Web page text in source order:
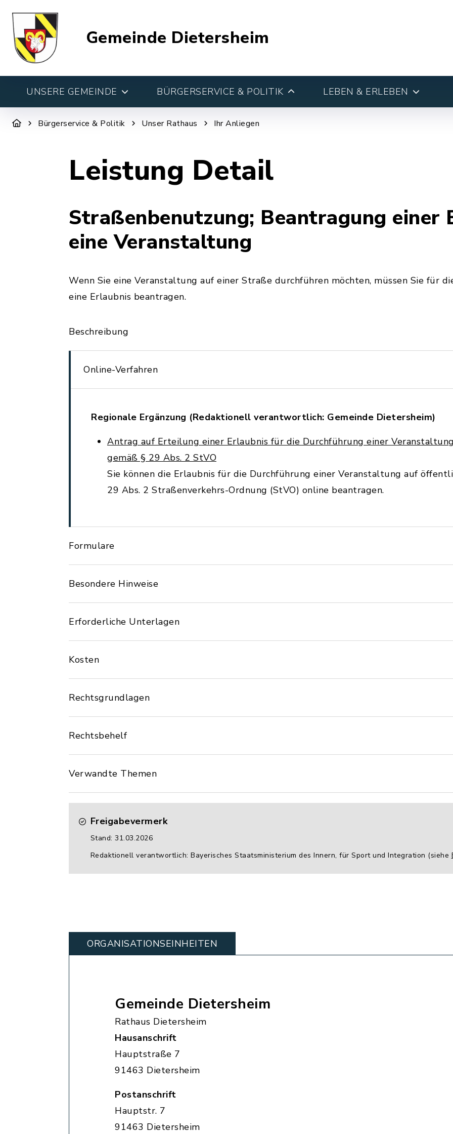
Gemeinde Dietersheim
UNSERE GEMEINDE BÜRGERSERVICE & POLITIK LEBEN & ERLEBEN
Bürgerservice & Politik Unser Rathaus Ihr Anliegen
Leistung Detail
Straßenbenutzung; Beantragung einer
eine Veranstaltung
Wenn Sie eine Veranstaltung auf einer Straße durchführen möchten, müssen Sie für
eine Erlaubnis beantragen.
Beschreibung
Online-Verfahren
Regionale Ergänzung (Redaktionell verantwortlich: Gemeinde Dietersheim)
Antrag auf Erteilung einer Erlaubnis für die Durchführung einer
gemäß § 29 Abs. 2 StVO
Sie können die Erlaubnis für die Durchführung einer Veranstaltung auf
29 Abs. 2 Straßenverkehrs-Ordnung (StVO) online beantragen.
Formulare
Besondere Hinweise
Erforderliche Unterlagen
Kosten
Rechtsgrundlagen
Rechtsbehelf
Verwandte Themen
Freigabevermerk
Stand: 31.03.2026
Redaktionell verantwortlich: Bayerisches Staatsministerium des Innern, für Sport und Integration (siehe
ORGANISATIONS­EINHEITEN
Gemeinde Dietersheim
Rathaus Dietersheim
Hausanschrift
Hauptstraße 7
91463 Dietersheim
Postanschrift
Hauptstr. 7
91463 Dietersheim